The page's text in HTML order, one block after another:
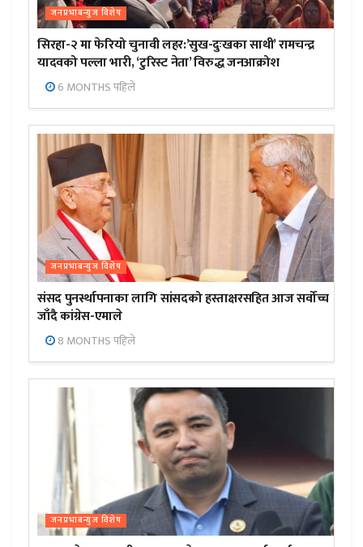
जनप्रभाबन्युज विशेष
सिरहा-२ मा फेरियो चुनावी लहर:’सुख-दुःखका साथी’ रामचन्द्र
यादवको पल्ला भारी, ‘टुरिस्ट नेता’ विरुद्ध जनआक्रोश
6 MONTHS पहिले
जनप्रभाबन्युज विशेष
संसद पुनर्स्थापनाका लागि सांसदको हस्ताक्षरसहित आज सर्वोच्च
जाँदै कांग्रेस-एमाले
8 MONTHS पहिले
जनप्रभाबन्युज विशेष